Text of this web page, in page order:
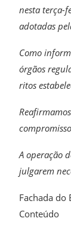
nesta terça-
adotadas
Como
órgãos
ritos
A operação
julgarem
Fachada
Conteúdo